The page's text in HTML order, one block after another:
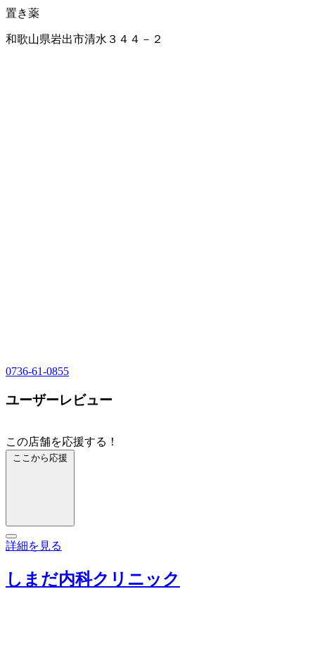
置き薬
和歌山県岩出市清水３４４－２
0736-61-0855
ユーザーレビュー
この店舗を応援する！
ここから応援
詳細を見る
しまだ内科クリニック